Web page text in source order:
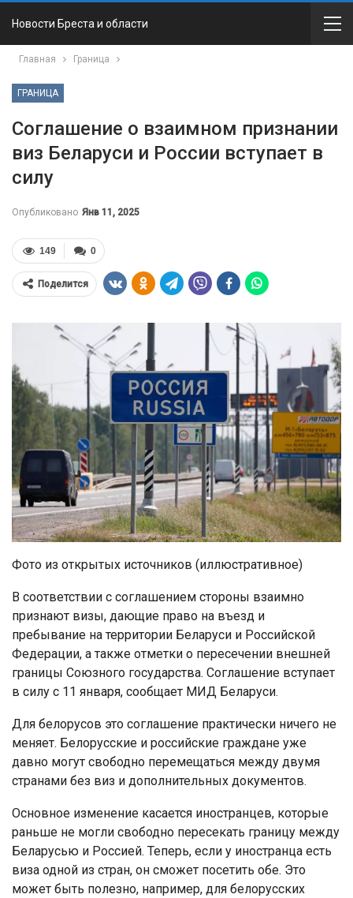
Новости Бреста и области
Главная Граница
ГРАНИЦА
Соглашение о взаимном признании
виз Беларуси и России вступает в
силу
Опубликовано Янв 11, 2025
0
149
Поделится
Фото из открытых источников (иллюстративное)
В соответствии с соглашением стороны взаимно
признают визы, дающие право на въезд и
пребывание на территории Беларуси и Российской
Федерации, а также отметки о пересечении внешней
границы Союзного государства. Соглашение вступает
в силу с 11 января, сообщает МИД Беларуси.
Для белорусов это соглашение практически ничего не
меняет. Белорусские и российские граждане уже
давно могут свободно перемещаться между двумя
странами без виз и дополнительных документов.
Основное изменение касается иностранцев, которые
раньше не могли свободно пересекать границу между
Беларусью и Россией. Теперь, если у иностранца есть
виза одной из стран, он сможет посетить обе. Это
может быть полезно, например, для белорусских